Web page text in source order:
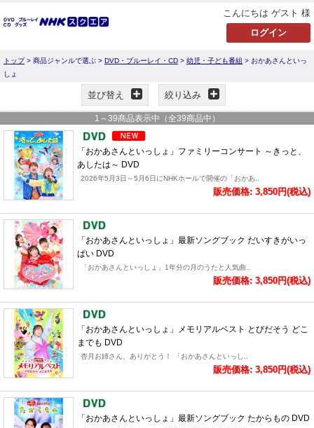
こんにちは ゲスト 様
トップ> 商品ジャンルで選ぶ > DVD・ブルーレイ・CD > 幼児・子ども番組 > おかあさんといっ
しょ
並び替え 絞り込み
1 ～ 39商品表示中（全39商品中）
「おかあさんといっしょ」ファミリーコンサート ～きっと、
あしたは～ DVD
2026年5月3日～5月6日にNHKホールで開催の「おかあ..
販売価格: 3,850円(税込)
「おかあさんといっしょ」最新ソングブック だいすきがいっ
ぱい DVD
「おかあさんといっしょ」1年分の月のうたと人気曲..
販売価格: 3,850円(税込)
「おかあさんといっしょ」メモリアルベスト とびだそう どこ
までも DVD
杏月お姉さん、ありがとう！ 「おかあさんといっし..
販売価格: 3,850円(税込)
「おかあさんといっしょ」最新ソングブック たからもの DVD